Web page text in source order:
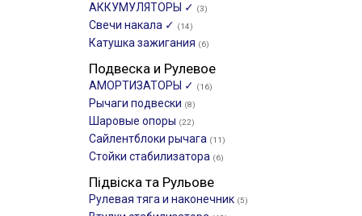
АККУМУЛЯТОРЫ ✓ (3)
Свечи накала ✓ (14)
Катушка зажигания (6)
Подвеска и Рулевое
АМОРТИЗАТОРЫ ✓ (16)
Рычаги подвески (8)
Шаровые опоры (22)
Сайлентблоки рычага (11)
Стойки стабилизатора (6)
Підвіска та Рульове
Рулевая тяга и наконечник (5)